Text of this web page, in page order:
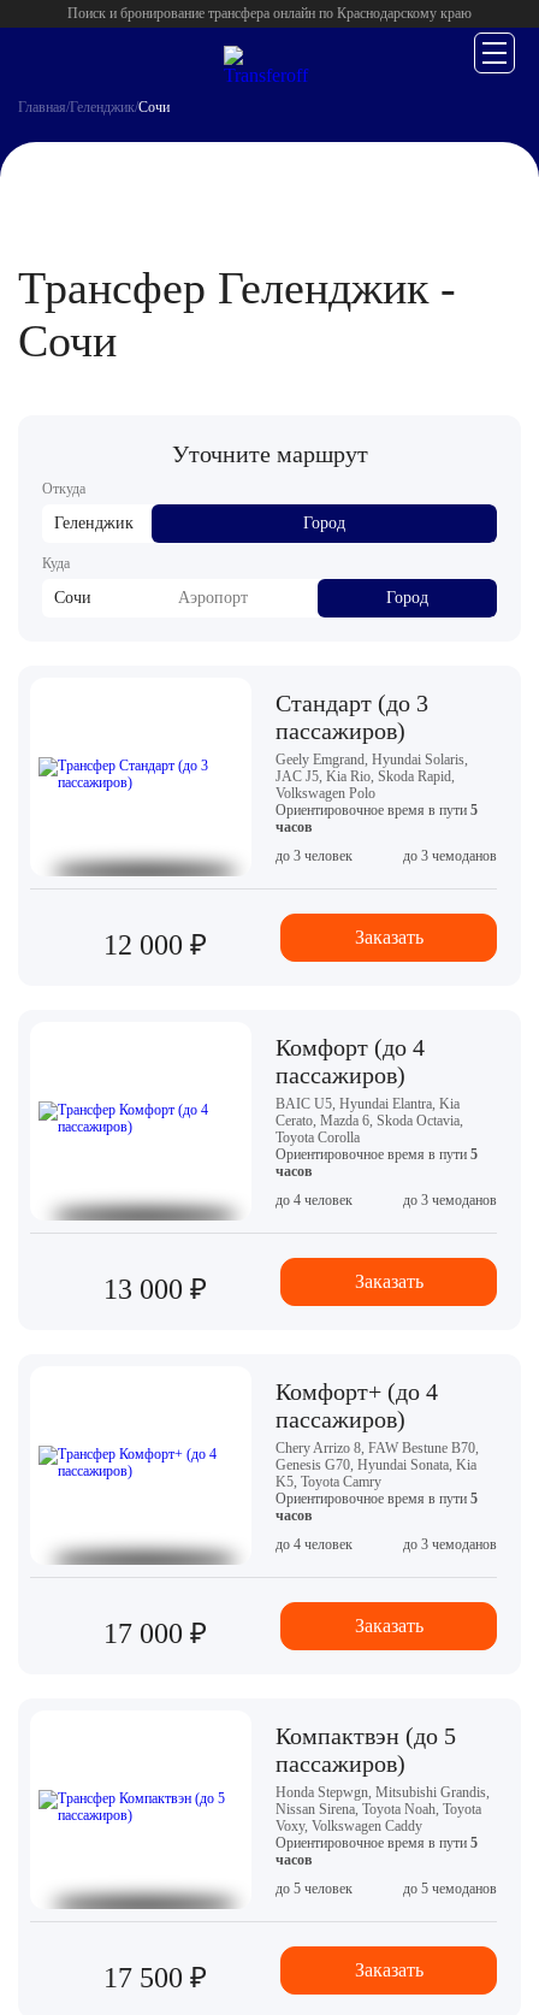
Поиск и бронирование трансфера онлайн по Краснодарскому краю
Главная/Геленджик/Сочи
Трансфер Геленджик -
Сочи
Уточните маршрут
Откуда
Геленджик Город
Куда
Сочи Аэропорт Город
Стандарт (до 3
пассажиров)
Geely Emgrand, Hyundai Solaris,
JAC J5, Kia Rio, Skoda Rapid,
Volkswagen Polo
Ориентировочное время в пути 5
часов
до 3 человек
до 3 чемоданов
12 000 ₽ Заказать
Комфорт (до 4
пассажиров)
BAIC U5, Hyundai Elantra, Kia
Cerato, Mazda 6, Skoda Octavia,
Toyota Corolla
Ориентировочное время в пути 5
часов
до 4 человек
до 3 чемоданов
13 000 ₽ Заказать
Комфорт+ (до 4
пассажиров)
Chery Arrizo 8, FAW Bestune B70,
Genesis G70, Hyundai Sonata, Kia
K5, Toyota Camry
Ориентировочное время в пути 5
часов
до 4 человек
до 3 чемоданов
17 000 ₽ Заказать
Компактвэн (до 5
пассажиров)
Honda Stepwgn, Mitsubishi Grandis,
Nissan Sirena, Toyota Noah, Toyota
Voxy, Volkswagen Caddy
Ориентировочное время в пути 5
часов
до 5 человек
до 5 чемоданов
17 500 ₽ Заказать